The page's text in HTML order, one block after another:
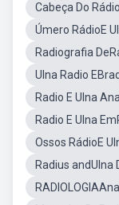
Cabeça Do
Úmero RádioE
Radiografia
Ulna Radio
Radio E Ulna
Radio E Ulna
Ossos RádioE
Radius andUlna